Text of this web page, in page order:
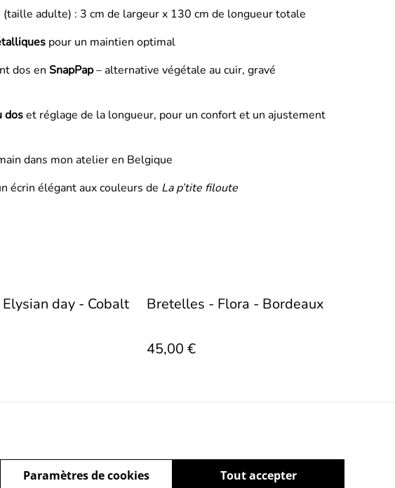
(taille adulte) : 3 cm de largeur x 130 cm de longueur totale
pour un maintien optimal
dos en SnapPap– alternative végétale au cuir, gravé
doset réglage de la longueur, pour un confort et un ajustement
dans mon atelier en Belgique
écrin élégant aux couleurs de La p’tite filoute
day - Cobalt Bretelles - Flora - Bordeaux
45,00 €
Contactez-nous Tout accepter
Paramètres de cookies